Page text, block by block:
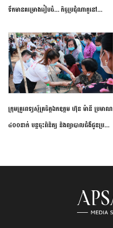
ទឹកមានគម្រោងរៀបចំ
កម្រិតបឋម ដល់ឧត្តម
សិក្សានាពេលខាងមុខ
កិច្ចប្រជុំណាតូនៅ
ខាងមុខនឹងបញ្ជូនសញ្ញា
នៃភាពស្អិតរមួត និង
ការប្តេជ្ញាចិត្ត
ក្រុមគ្រូពេទ្យស្ម័គ្រចិត្តឯកឧត្តម ហ៊ុន ម៉ានី ប្រមាណ
៤០០នាក់ បន្តចុះពិនិត្យ និងព្យាបាលជំងឺជូនប្រជា